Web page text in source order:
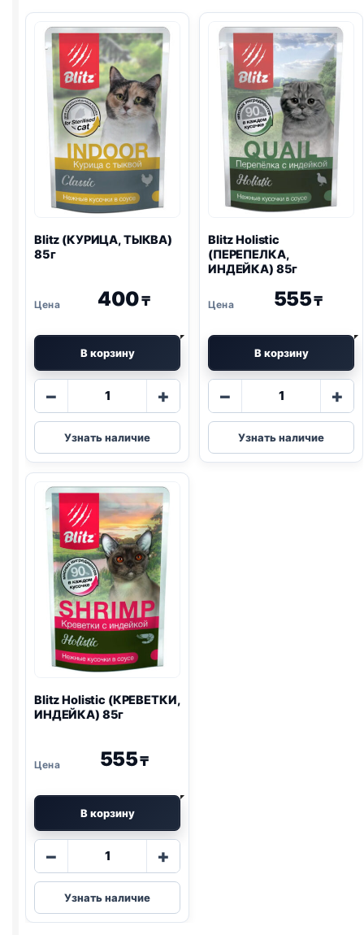
Blitz (КУРИЦА, ТЫКВА)
85г
400₸
В корзину
−
Количество
Blitz
(КУРИЦА,
ТЫКВА)
+
Узнать наличие
BlitzHolistic
(ПЕРЕПЕЛКА,
ИНДЕЙКА) 85г
555₸
В корзину
−
Количество
Blitz
Holistic
(ПЕРЕПЕЛКА,
+
Узнать наличие
BlitzHolistic (КРЕВЕТКИ,
ИНДЕЙКА) 85г
555₸
В корзину
−
Количество
Blitz
Holistic
(КРЕВЕТКИ,
+
Узнать наличие